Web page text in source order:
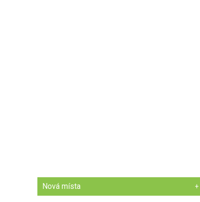
Nová místa